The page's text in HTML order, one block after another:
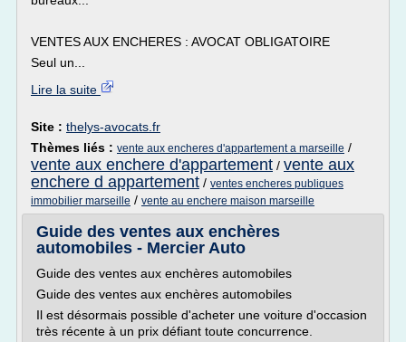
VENTES AUX ENCHERES : AVOCAT OBLIGATOIRE
Seul un...
Lire la suite
Site : thelys-avocats.fr
Thèmes liés : vente aux encheres d'appartement a marseille /
vente aux enchere d'appartement / vente aux
enchere d appartement / ventes encheres publiques
immobilier marseille / vente au enchere maison marseille
Guide des ventes aux enchères
automobiles - Mercier Auto
Guide des ventes aux enchères automobiles
Guide des ventes aux enchères automobiles
Il est désormais possible d'acheter une voiture d'occasion
très récente à un prix défiant toute concurrence.